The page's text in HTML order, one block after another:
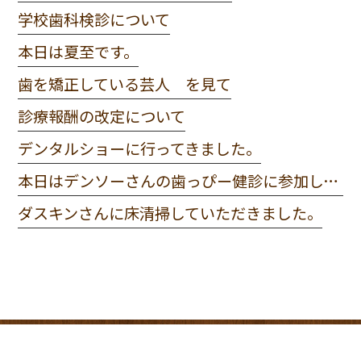
学校歯科検診について
本日は夏至です。
歯を矯正している芸人 を見て
診療報酬の改定について
デンタルショーに行ってきました。
本日はデンソーさんの歯っぴー健診に参加してきました。
ダスキンさんに床清掃していただきました。